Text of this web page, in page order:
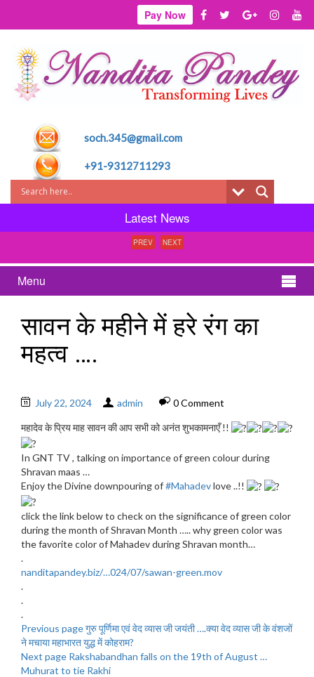
Pay Now
soch.345@gmail.com
+91-9312711293
Latest News
PREV NEXT
Menu
सावन के महीने में हरे रंग का
महत्व ….
July 22, 2024 admin 0 Comment
महादेव के प्रिय माह सावन की आप सभी को अनंत शुभकामनाएँ !!
In GNT TV , talking on importance of green colour during
Shravan maas …
Enjoy the Divine downpouring of#Mahadevlove ..!!
click the link below to check on the significance of green color
during the month of Shravan Month ….. why green color was
the favorite color of Mahadev during Shravan month…
.
nanditapandey.biz/…024/07/sawan-green.mov
.
.
.
Previous pageगुरु पूर्णिमा एवं वेद व्यास जी जयंती ….क्या वेद व्यास जी के वंशजों
ने मचाया महाभारत युद्ध में कोहराम?
Next page Rakshabandhan falls on the 19th of August …
Muhurat to tie Rakhi